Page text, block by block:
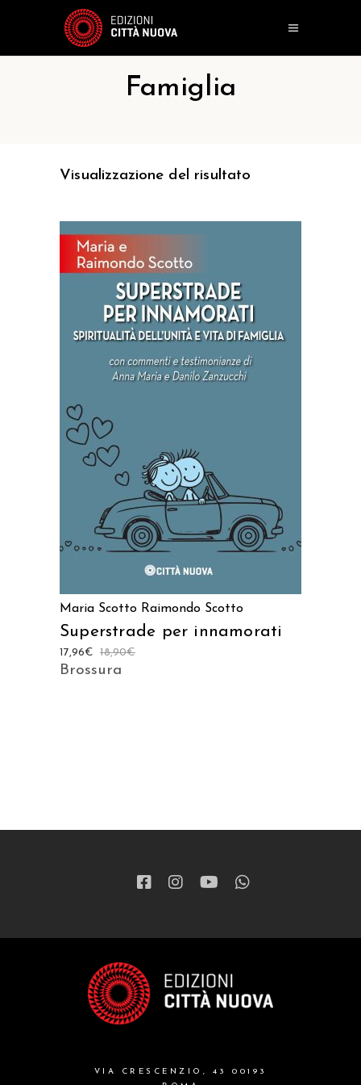
Famiglia
Visualizzazione del risultato
Maria Scotto Raimondo Scotto
Superstrade per innamorati
18,90€
17,96€
Brossura
VIA CRESCENZIO, 43 00193